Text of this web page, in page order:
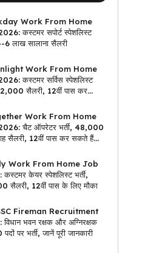
Work From Home
कस्टमर सपोर्ट स्पेशलिस्ट
6 लाख सालाना सैलरी
Work From Home
कस्टमर सर्विस स्पेशलिस्ट
सैलरी, 12वीं पास कर
Work From Home
चैट ऑपरेटर भर्ती, ₹48,000
सैलरी, 12वीं पास कर सकते हैं
Work From Home Job
कस्टमर केयर स्पेशलिस्ट भर्ती,
सैलरी, 12वीं पास के लिए मौका
Fireman Recruitment
भवन रक्षक और अग्निरक्षक
पर भर्ती, जानें पूरी जानकारी